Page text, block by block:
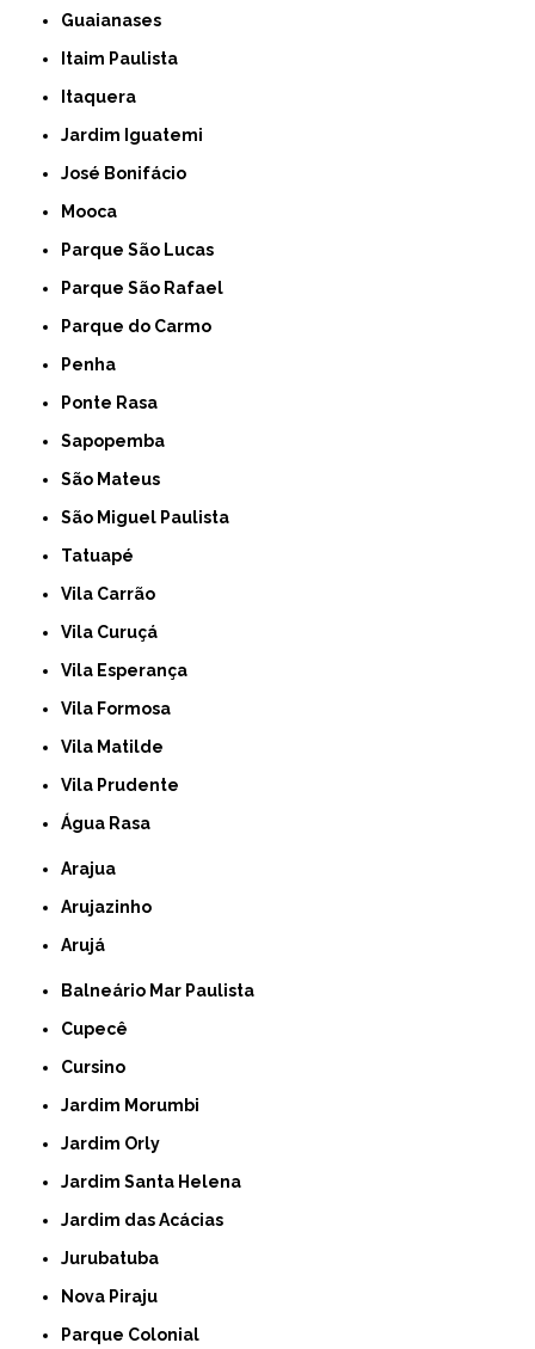
Guaianases
Itaim Paulista
Itaquera
Jardim Iguatemi
José Bonifácio
Mooca
Parque São Lucas
Parque São Rafael
Parque do Carmo
Penha
Ponte Rasa
Sapopemba
São Mateus
São Miguel Paulista
Tatuapé
Vila Carrão
Vila Curuçá
Vila Esperança
Vila Formosa
Vila Matilde
Vila Prudente
Água Rasa
Arajua
Arujazinho
Arujá
Balneário Mar Paulista
Cupecê
Cursino
Jardim Morumbi
Jardim Orly
Jardim Santa Helena
Jardim das Acácias
Jurubatuba
Nova Piraju
Parque Colonial